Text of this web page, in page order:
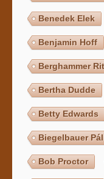
Benedek Elek
Benjamin Hoff
Berghammer
Bertha Dudde
Betty Edwards
Biegelbauer Pál
Bob Proctor